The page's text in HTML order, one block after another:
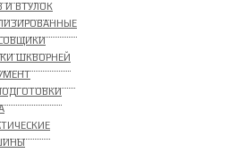
И ВТУЛОК
ШКВОРНЕЙ